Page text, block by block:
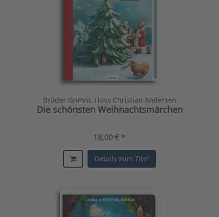
Brüder Grimm, Hans Christian Andersen
Die schönsten Weihnachtsmärchen
18,00 € *
Details zum Titel